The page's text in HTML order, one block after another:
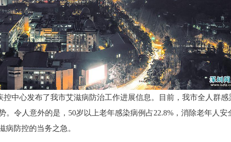
控中心发布了我市艾滋病防治工作进展信息。目前，我市全人群感
。令人意外的是，50岁以上老年感染病例占22.8%，消除老年人安
病防控的当务之急。